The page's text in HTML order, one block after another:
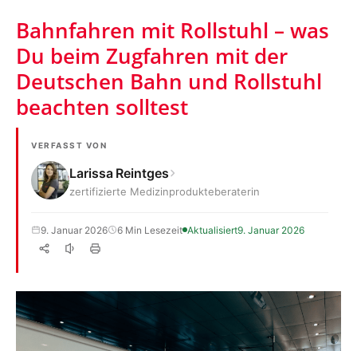
Bahnfahren mit Rollstuhl – was
Du beim Zugfahren mit der
Deutschen Bahn und Rollstuhl
beachten solltest
VERFASST VON
Larissa Reintges
zertifizierte Medizinprodukteberaterin
9. Januar 2026 6 Min Lesezeit Aktualisiert9. Januar 2026